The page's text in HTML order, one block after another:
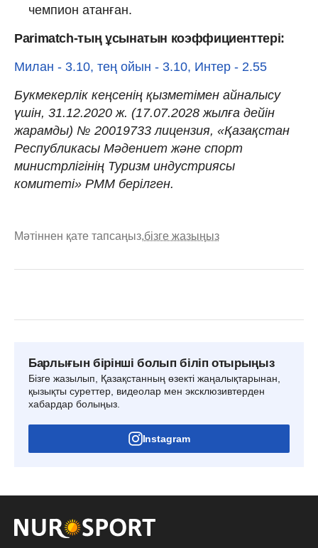
чемпион атанған.
Parimatch-тың ұсынатын коэффициенттері:
Милан - 3.10, тең ойын - 3.10, Интер - 2.55
Букмекерлік кеңсенің қызметімен айналысу
үшін, 31.12.2020 ж. (17.07.2028 жылға дейін
жарамды) № 20019733 лицензия, «Қазақстан
Республикасы Мәдениет және спорт
министрлігінің Туризм индустриясы
комитеті» РММ берілген.
Мәтіннен қате тапсаңыз,бізге жазыңыз
Барлығын бірінші болып біліп отырыңыз
Бізге жазылып, Қазақстанның өзекті жаңалықтарынан,
қызықты суреттер, видеолар мен эксклюзивтерден
хабардар болыңыз.
Instagram